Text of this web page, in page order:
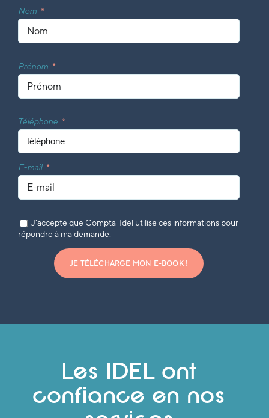
Nom
Prénom
Téléphone
E-mail
J’accepte que Compta-Idel utilise ces informations pour
répondre à ma demande.
JE TÉLÉCHARGE MON E-BOOK !
Les IDEL ont
confiance en nos